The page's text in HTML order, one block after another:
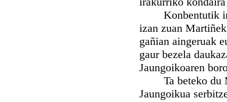
Konbentutik
izan zuan
gañian aingeruak
gaur bezela
Jaungoikoaren
Ta beteko du
Jaungoikua